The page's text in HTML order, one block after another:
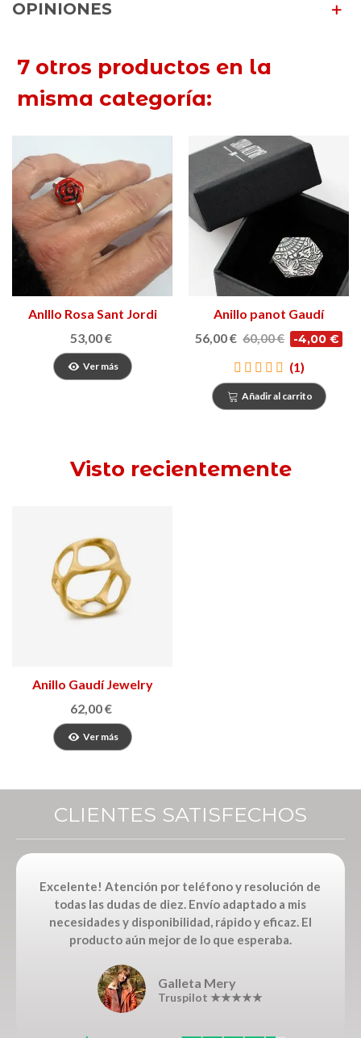
OPINIONES
7 otros productos en la
misma categoría:
AnIllo Rosa Sant Jordi
53,00 €
Ver más
Anillo panot Gaudí
56,00 € 60,00 € -4,00 €
(1)
Añadir al carrito
Visto recientemente
Anillo Gaudí Jewelry
Casa Milà
62,00 €
Ver más
CLIENTES SATISFECHOS
Excelente! Atención por teléfono y resolución de
todas las dudas de diez. Envío adaptado a mis
necesidades y disponibilidad, rápido y eficaz. El
producto aún mejor de lo que esperaba.
Galleta Mery
Truspilot ★★★★★